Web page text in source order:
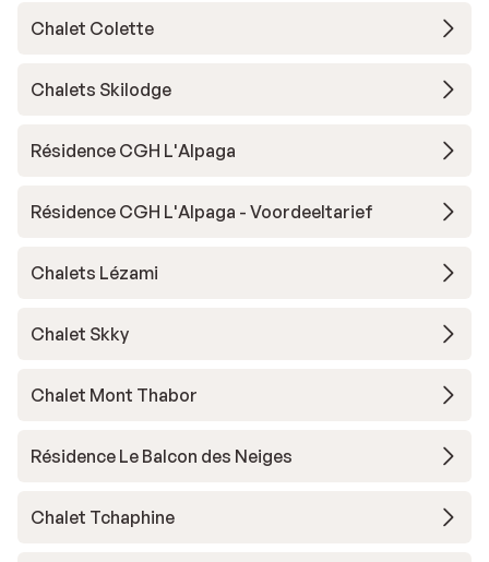
Chalet Colette
Chalets Skilodge
Résidence CGH L'Alpaga
Résidence CGH L'Alpaga - Voordeeltarief
Chalets Lézami
Chalet Skky
Chalet Mont Thabor
Résidence Le Balcon des Neiges
Chalet Tchaphine